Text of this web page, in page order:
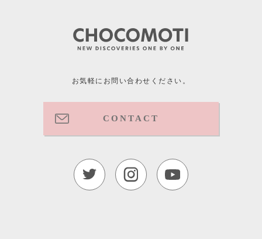
お気軽にお問い合わせください。
CONTACT